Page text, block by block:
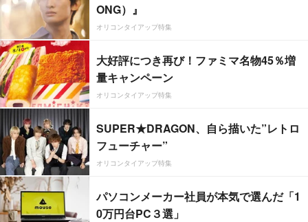
ONG）』
オリコンタイアップ特集
大好評につき再び！ファミマ名物45％増
量キャンペーン
オリコンタイアップ特集
SUPER★DRAGON、自ら描いた”レトロ
フューチャー”
オリコンタイアップ特集
パソコンメーカー社員が本気で選んだ「1
0万円台PC３選」